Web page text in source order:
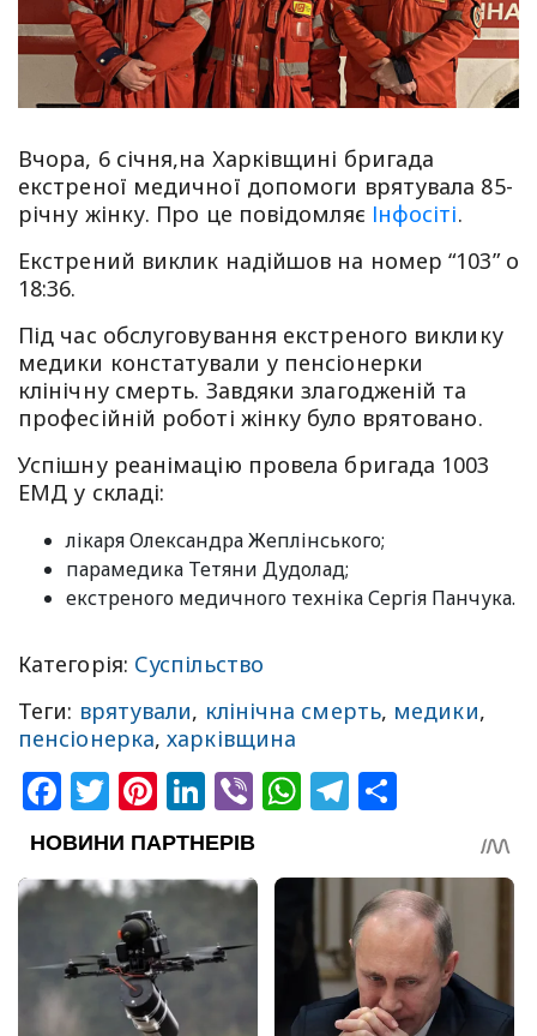
Вчора, 6 січня,на Харківщині бригада
екстреної медичної допомоги врятувала 85-
річну жінку. Про це повідомляє Інфосіті.
Екстрений виклик надійшов на номер “103” о
18:36.
Під час обслуговування екстреного виклику
медики констатували у пенсіонерки
клінічну смерть. Завдяки злагодженій та
професійній роботі жінку було врятовано.
Успішну реанімацію провела бригада 1003
ЕМД у складі:
лікаря Олександра Жеплінського;
парамедика Тетяни Дудолад;
екстреного медичного техніка Сергія Панчука.
Категорія: Суспільство
Теги: врятували, клінічна смерть, медики,
пенсіонерка,харківщина
Facebook
Twitter
Pinterest
LinkedIn
ViberWhatsApp
Telegram